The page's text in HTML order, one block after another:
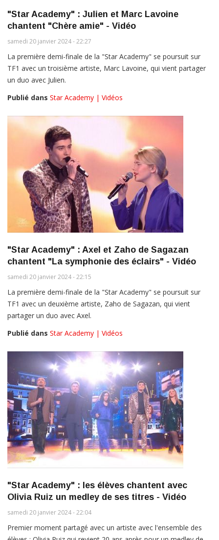
"Star Academy" : Julien et Marc Lavoine
chantent "Chère amie" - Vidéo
samedi 20 janvier 2024 - 22:27
La première demi-finale de la "Star Academy" se poursuit sur
TF1 avec un troisième artiste, Marc Lavoine, qui vient partager
un duo avec Julien.
Publié dans Star Academy | Vidéos
"Star Academy" : Axel et Zaho de Sagazan
chantent "La symphonie des éclairs" - Vidéo
samedi 20 janvier 2024 - 22:15
La première demi-finale de la "Star Academy" se poursuit sur
TF1 avec un deuxième artiste, Zaho de Sagazan, qui vient
partager un duo avec Axel.
Publié dans Star Academy | Vidéos
"Star Academy" : les élèves chantent avec
Olivia Ruiz un medley de ses titres - Vidéo
samedi 20 janvier 2024 - 22:04
Premier moment partagé avec un artiste avec l'ensemble des